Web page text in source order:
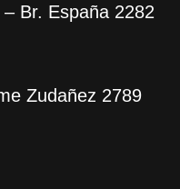
Br. España 2282
Zudañez 2789